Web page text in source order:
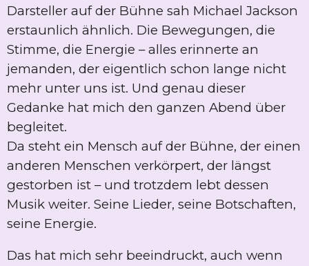
Darsteller auf der Bühne sah Michael Jackson
erstaunlich ähnlich. Die Bewegungen, die
Stimme, die Energie – alles erinnerte an
jemanden, der eigentlich schon lange nicht
mehr unter uns ist. Und genau dieser
Gedanke hat mich den ganzen Abend über
begleitet.
Da steht ein Mensch auf der Bühne, der einen
anderen Menschen verkörpert, der längst
gestorben ist – und trotzdem lebt dessen
Musik weiter. Seine Lieder, seine Botschaften,
seine Energie.
Das hat mich sehr beeindruckt, auch wenn